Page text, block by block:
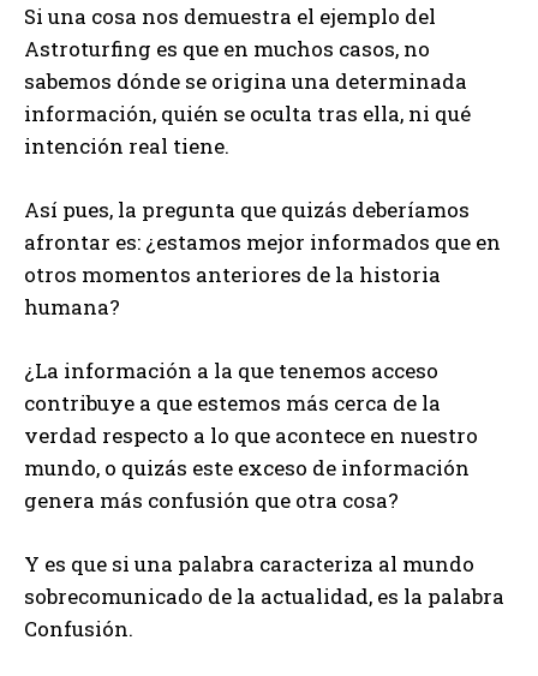
Si una cosa nos demuestra el ejemplo del
Astroturfing es que en muchos casos, no
sabemos dónde se origina una determinada
información, quién se oculta tras ella, ni qué
intención real tiene.
Así pues, la pregunta que quizás deberíamos
afrontar es: ¿estamos mejor informados que en
otros momentos anteriores de la historia
humana?
¿La información a la que tenemos acceso
contribuye a que estemos más cerca de la
verdad respecto a lo que acontece en nuestro
mundo, o quizás este exceso de información
genera más confusión que otra cosa?
Y es que si una palabra caracteriza al mundo
sobrecomunicado de la actualidad, es la palabra
Confusión.